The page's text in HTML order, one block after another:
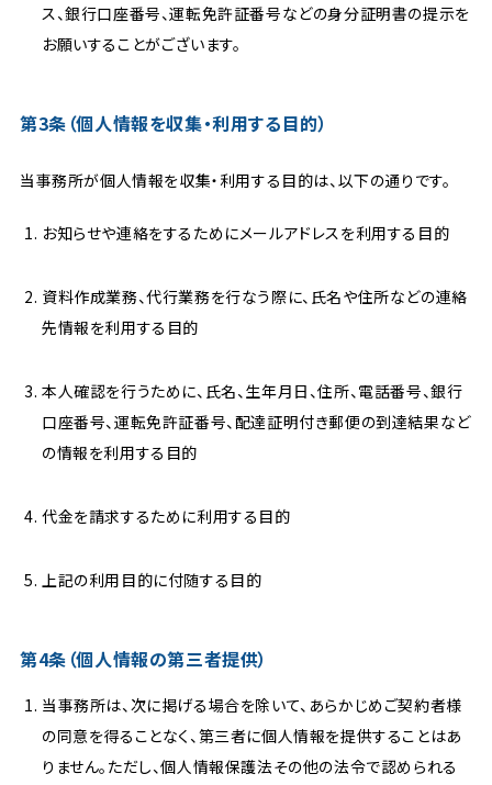
ス、銀行口座番号、運転免許証番号などの身分証明書の提示を
お願いすることがございます。
第3条（個人情報を収集・利用する目的）
当事務所が個人情報を収集・利用する目的は、以下の通りです。
お知らせや連絡をするためにメールアドレスを利用する目的
資料作成業務、代行業務を行なう際に、氏名や住所などの連絡
先情報を利用する目的
本人確認を行うために、氏名、生年月日、住所、電話番号、銀行
口座番号、運転免許証番号、配達証明付き郵便の到達結果など
の情報を利用する目的
代金を請求するために利用する目的
上記の利用目的に付随する目的
第4条（個人情報の第三者提供）
当事務所は、次に掲げる場合を除いて、あらかじめご契約者様
の同意を得ることなく、第三者に個人情報を提供することはあ
りません。ただし、個人情報保護法その他の法令で認められる